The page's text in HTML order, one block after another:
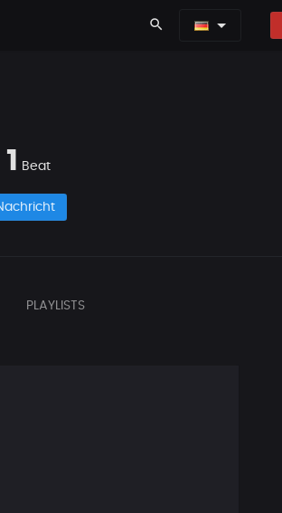
search
1 Beat
PLAYLISTS